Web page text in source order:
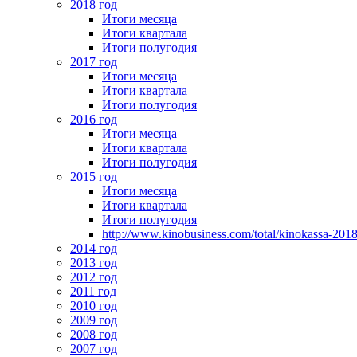
2018 год
Итоги месяца
Итоги квартала
Итоги полугодия
2017 год
Итоги месяца
Итоги квартала
Итоги полугодия
2016 год
Итоги месяца
Итоги квартала
Итоги полугодия
2015 год
Итоги месяца
Итоги квартала
Итоги полугодия
http://www.kinobusiness.com/total/kinokassa-
2014 год
2013 год
2012 год
2011 год
2010 год
2009 год
2008 год
2007 год